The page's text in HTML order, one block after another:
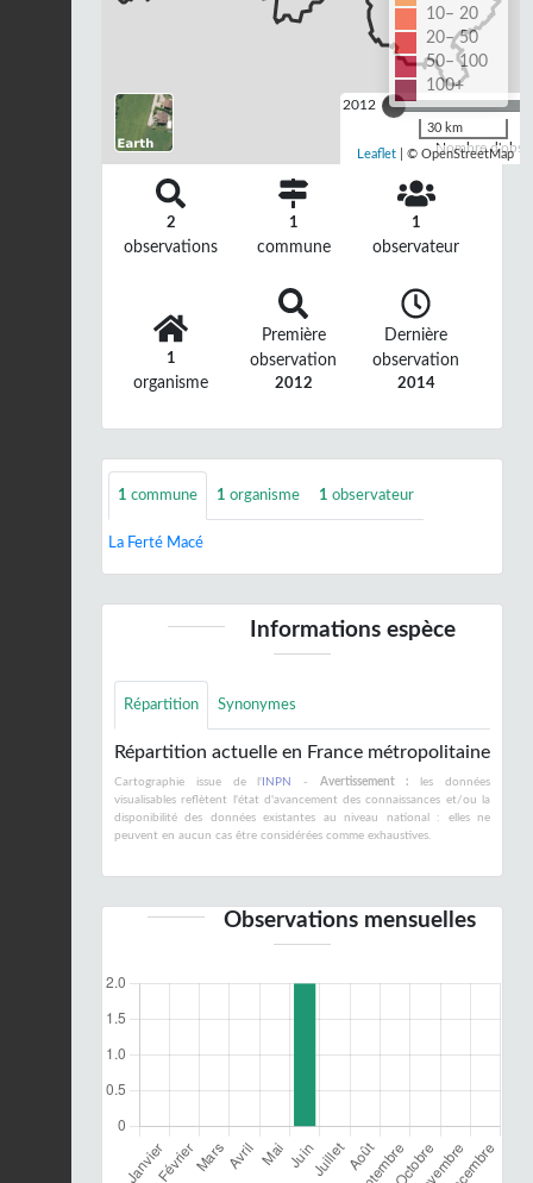
2012
Nombre
10– 20
20– 50
50– 100
100+
30 km
Leaflet | © OpenStreetMap
2
observations
1
commune
1
observateur
1
organisme
Première
observation
2012
Dernière
observation
2014
1 commune 1 organisme 1 observateur
La Ferté Macé
Informations espèce
Répartition Synonymes
Répartition actuelle en France métropolitaine
Cartographie issue de l' INPN - Avertissement : les données
visualisables reflètent l'état d'avancement des connaissances et/ou la
disponibilité des données existantes au niveau national : elles ne
peuvent en aucun cas être considérées comme exhaustives.
Observations mensuelles